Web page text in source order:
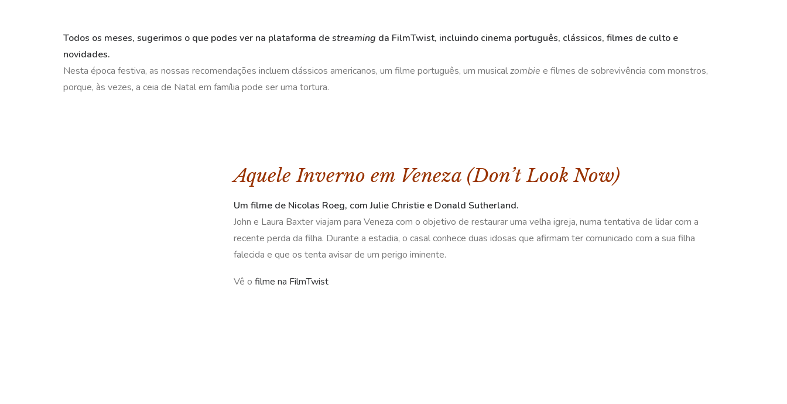
Todos os meses, sugerimos o que podes ver na plataforma destreaming da FilmTwist, incluindo cinema português, clássicos, filmes de culto e
novidades.
Nesta época festiva, as nossas recomendações incluem clássicos americanos, um filme português, um musicalzombie e filmes de sobrevivência com monstros,
porque, às vezes, a ceia de Natal em família pode ser uma tortura.
Aquele Inverno em Veneza (Don’t Look Now)
Um filme de Nicolas Roeg, com Julie Christie e Donald Sutherland.
John e Laura Baxter viajam para Veneza com o objetivo de restaurar uma velha igreja, numa tentativa de lidar com a
recente perda da filha. Durante a estadia, o casal conhece duas idosas que afirmam ter comunicado com a sua filha
falecida e que os tenta avisar de um perigo iminente.
Vê o filme na FilmTwist